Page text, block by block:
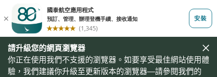
請升級您的網頁瀏覽器
你正在使用我們不支援的瀏覽器。如要享受最佳網站使用體
驗，我們建議你升級至更新版本的瀏覽器—請參閱我們的